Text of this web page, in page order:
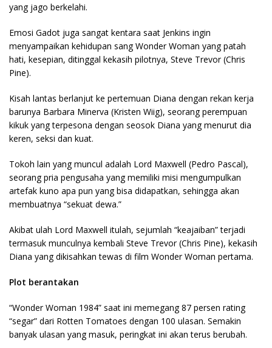
yang jago berkelahi.
Emosi Gadot juga sangat kentara saat Jenkins ingin
menyampaikan kehidupan sang Wonder Woman yang patah
hati, kesepian, ditinggal kekasih pilotnya, Steve Trevor (Chris
Pine).
Kisah lantas berlanjut ke pertemuan Diana dengan rekan kerja
barunya Barbara Minerva (Kristen Wiig), seorang perempuan
kikuk yang terpesona dengan seosok Diana yang menurut dia
keren, seksi dan kuat.
Tokoh lain yang muncul adalah Lord Maxwell (Pedro Pascal),
seorang pria pengusaha yang memiliki misi mengumpulkan
artefak kuno apa pun yang bisa didapatkan, sehingga akan
membuatnya “sekuat dewa.”
Akibat ulah Lord Maxwell itulah, sejumlah “keajaiban” terjadi
termasuk munculnya kembali Steve Trevor (Chris Pine), kekasih
Diana yang dikisahkan tewas di film Wonder Woman pertama.
Plot berantakan
“Wonder Woman 1984” saat ini memegang 87 persen rating
“segar” dari Rotten Tomatoes dengan 100 ulasan. Semakin
banyak ulasan yang masuk, peringkat ini akan terus berubah.